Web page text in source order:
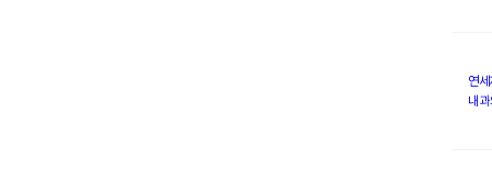
연
내